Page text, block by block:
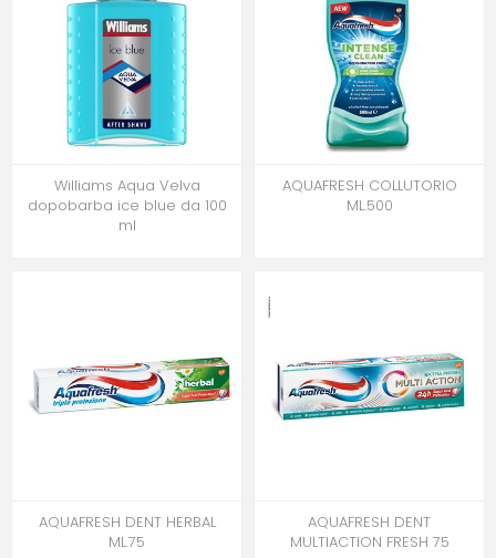
Williams Aqua Velva
dopobarba ice blue da 100
ml
AQUAFRESH COLLUTORIO
ML.500
AQUAFRESH DENT HERBAL
ML.75
AQUAFRESH DENT
MULTIACTION FRESH 75